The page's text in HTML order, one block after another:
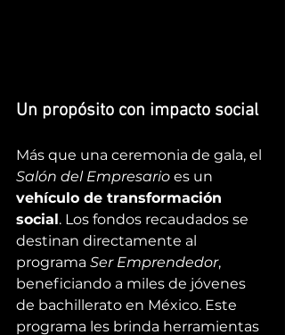
Un propósito con impacto social
Más que una ceremonia de gala, el
Salón del Empresario es un
vehículo de transformación
social. Los fondos recaudados se
destinan directamente al
programa Ser Emprendedor,
beneficiando a miles de jóvenes
de bachillerato en México. Este
programa les brinda herramientas